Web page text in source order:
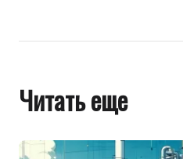
Читать еще